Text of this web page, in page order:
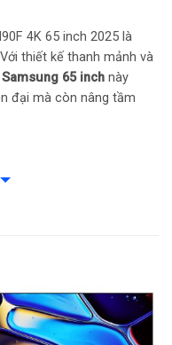
4K 65 inch 2025 là
thiết kế thanh mảnh và
65 inch này
đại mà còn nâng tầm
4K 65 inch 2025 sở
vững chắc khi đặt trên